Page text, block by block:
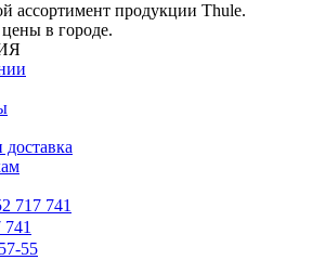
ассортимент продукции Thule.
в городе.
717 741
55